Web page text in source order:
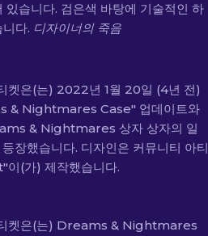
있습니다. 검은색 바탕에 기술적인 하
다. 디자이너의 죽음
켓은(는) 2022년 1월 20일 (4년 전)
& Nightmares Case" 업데이트와
& Nightmares 상자 상자의 일
장했습니다. 디자인은 커뮤니티 아티
(가) 제작했습니다.
켓은(는) Dreams & Nightmares